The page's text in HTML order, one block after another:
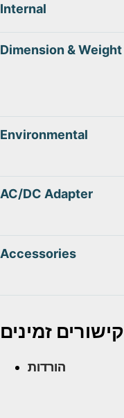
Internal
Dimension & Weight
Environmental
AC/DC Adapter
Accessories
קישורים זמינים
הורדות